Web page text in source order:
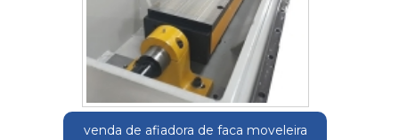
venda de afiadora de faca moveleira